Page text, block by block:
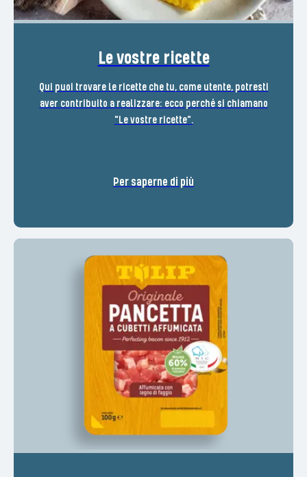
Le vostre ricette
Qui puoi trovare le ricette che tu, come utente, potresti
aver contribuito a realizzare: ecco perché si chiamano
"Le vostre ricette".
Per saperne di più